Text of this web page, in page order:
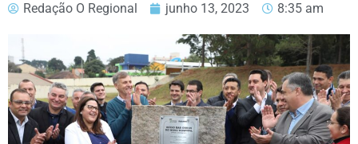
Redação O Regional junho 13, 2023 8:35 am